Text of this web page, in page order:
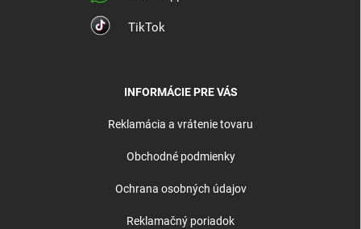
TikTok
INFORMÁCIE PRE VÁS
Reklamácia a vrátenie tovaru
Obchodné podmienky
Ochrana osobných údajov
Reklamačný poriadok